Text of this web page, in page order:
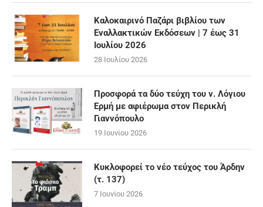
Καλοκαιρινό Παζάρι βιβλίου των
Εναλλακτικών Εκδόσεων | 7 έως 31
Ιουλίου 2026
28 Ιουλίου 2026
Προσφορά τα δύο τεύχη του ν. Λόγιου
Ερμή με αφιέρωμα στον Περικλή
Γιαννόπουλο
19 Ιουνίου 2026
Κυκλοφορεί το νέο τεύχος του Άρδην
(τ. 137)
7 Ιουνίου 2026